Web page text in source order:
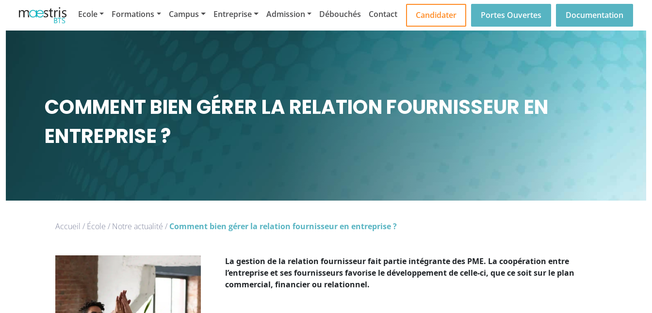
Ecole Formations Campus Entreprise Admission Débouchés Contact Candidater Portes Ouvertes Documentation
COMMENT BIEN GÉRER LA RELATION FOURNISSEUR EN
ENTREPRISE ?
Accueil / École / Notre actualité / Comment bien gérer la relation fournisseur en entreprise ?
La gestion de la relation fournisseur fait partie intégrante des PME. La coopération entre
l’entreprise et ses fournisseurs favorise le développement de celle-ci, que ce soit sur le plan
commercial, financier ou relationnel.